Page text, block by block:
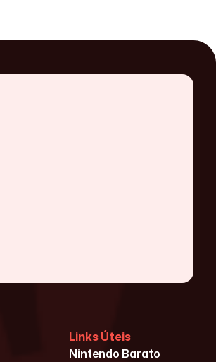
Links Úteis
Nintendo Barato